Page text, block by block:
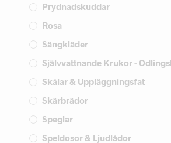
Prydnadskuddar
Rosa
Sängkläder
Självvattnande Krukor -
Skålar & Uppläggningsfat
Skärbrädor
Speglar
Speldosor & Ljudlådor